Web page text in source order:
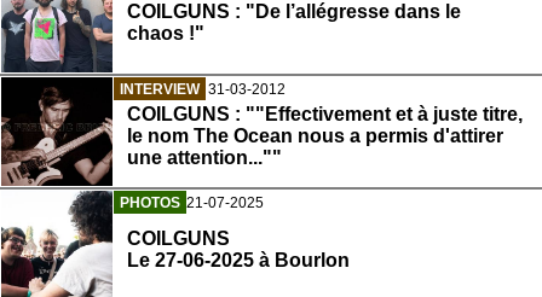
COILGUNS : "De l’allégresse dans le
chaos !"
INTERVIEW 31-03-2012
COILGUNS : ""Effectivement et à juste titre,
le nom The Ocean nous a permis d'attirer
une attention...""
PHOTOS 21-07-2025
COILGUNS
Le 27-06-2025 à Bourlon